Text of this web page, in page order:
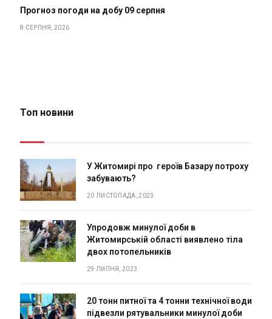
Прогноз погоди на добу 09 серпня
8 СЕРПНЯ, 2026
Топ новини
У Житомирі про героїв Базару потроху
забувають?
20 ЛИСТОПАДА, 2023
Упродовж минулої доби в
Житомирській області виявлено тіла
двох потопельників
29 ЛИПНЯ, 2023
20 тонн питної та 4 тонни технічної води
підвезли рятувальники минулої доби